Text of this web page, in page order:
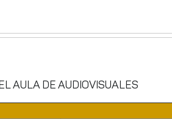
AULA DE AUDIOVISUALES